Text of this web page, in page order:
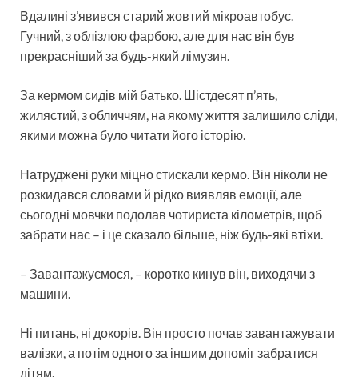
Вдалині з’явився старий жовтий мікроавтобус.
Гучний, з облізлою фарбою, але для нас він був
прекрасніший за будь-який лімузин.
За кермом сидів мій батько. Шістдесят п’ять,
жилястий, з обличчям, на якому життя залишило сліди,
якими можна було читати його історію.
Натруджені руки міцно стискали кермо. Він ніколи не
розкидався словами й рідко виявляв емоції, але
сьогодні мовчки подолав чотириста кілометрів, щоб
забрати нас – і це сказало більше, ніж будь-які втіхи.
– Завантажуємося, – коротко кинув він, виходячи з
машини.
Ні питань, ні докорів. Він просто почав завантажувати
валізки, а потім одного за іншим допоміг забратися
дітям.